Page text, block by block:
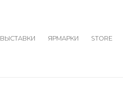
ВЫСТАВКИ ЯРМАРКИ STORE